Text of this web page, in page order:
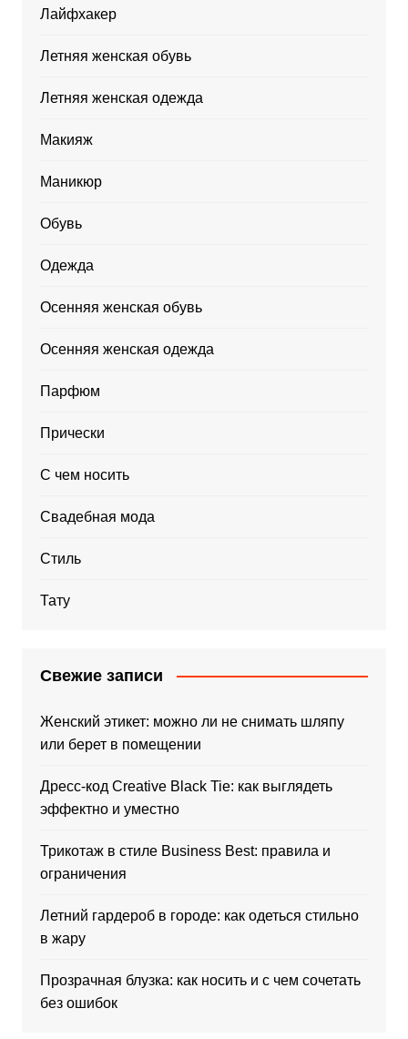
Лайфхакер
Летняя женская обувь
Летняя женская одежда
Макияж
Маникюр
Обувь
Одежда
Осенняя женская обувь
Осенняя женская одежда
Парфюм
Прически
С чем носить
Свадебная мода
Стиль
Тату
Свежие записи
Женский этикет: можно ли не снимать шляпу
или берет в помещении
Дресс-код Creative Black Tie: как выглядеть
эффектно и уместно
Трикотаж в стиле Business Best: правила и
ограничения
Летний гардероб в городе: как одеться стильно
в жару
Прозрачная блузка: как носить и с чем сочетать
без ошибок